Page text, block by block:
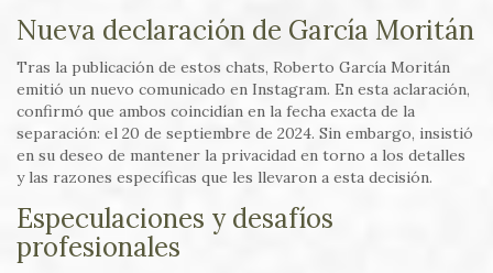
Nueva declaración de García Moritán
Tras la publicación de estos chats, Roberto García Moritán
emitió un nuevo comunicado en Instagram. En esta aclaración,
confirmó que ambos coincidían en la fecha exacta de la
separación: el 20 de septiembre de 2024. Sin embargo, insistió
en su deseo de mantener la privacidad en torno a los detalles
y las razones específicas que les llevaron a esta decisión.
Especulaciones y desafíos
profesionales